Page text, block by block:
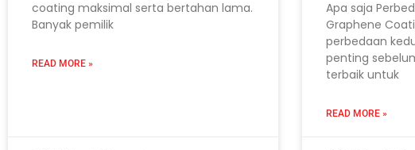
coating maksimal serta bertahan lama.
Banyak pemilik
READ MORE »
Apa saja
Graphene
perbedaan
penting
terbaik untuk
READ MORE »